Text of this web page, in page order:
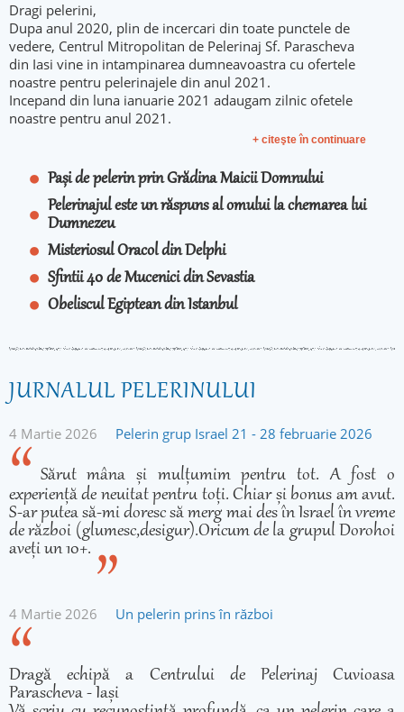
Dragi pelerini,
Dupa anul 2020, plin de incercari din toate punctele de
vedere, Centrul Mitropolitan de Pelerinaj Sf. Parascheva
din Iasi vine in intampinarea dumneavoastra cu ofertele
noastre pentru pelerinajele din anul 2021.
Incepand din luna ianuarie 2021 adaugam zilnic ofetele
noastre pentru anul 2021.
+ citeşte în continuare
Pași de pelerin prin Grădina Maicii Domnului
Pelerinajul este un răspuns al omului la chemarea lui
Dumnezeu
Misteriosul Oracol din Delphi
Sfintii 40 de Mucenici din Sevastia
Obeliscul Egiptean din Istanbul
JURNALUL PELERINULUI
4 Martie 2026 Pelerin grup Israel 21 - 28 februarie 2026
Sărut mâna și mulțumim pentru tot. A fost o
experiență de neuitat pentru toți. Chiar și bonus am avut.
S-ar putea să-mi doresc să merg mai des în Israel în vreme
de război (glumesc,desigur).Oricum de la grupul Dorohoi
aveți un 10+.
4 Martie 2026 Un pelerin prins în război
Dragă echipă a Centrului de Pelerinaj Cuvioasa
Parascheva - Iași